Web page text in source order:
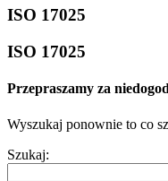
ISO 17025
ISO 17025
Przepraszamy za
Wyszukaj ponownie to co
Szukaj: